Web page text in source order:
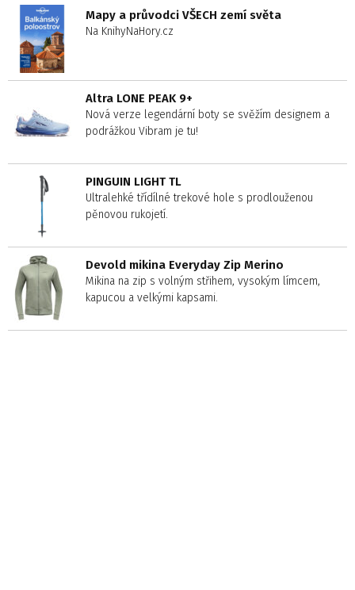
Mapy a průvodci VŠECH zemí světa
Na KnihyNaHory.cz
Altra LONE PEAK 9+
Nová verze legendární boty se svěžím designem a
podrážkou Vibram je tu!
PINGUIN LIGHT TL
Ultralehké třídílné trekové hole s prodlouženou
pěnovou rukojetí.
Devold mikina Everyday Zip Merino
Mikina na zip s volným střihem, vysokým límcem,
kapucou a velkými kapsami.